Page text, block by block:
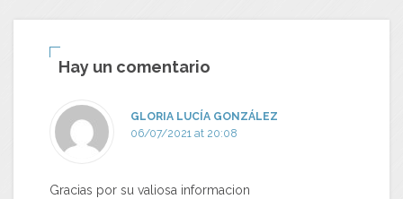
Hay un comentario
GLORIA LUCÍA GONZÁLEZ
06/07/2021 at 20:08
Gracias por su valiosa informacion